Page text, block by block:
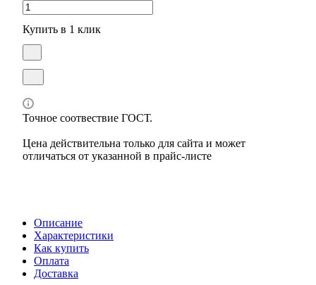
Купить в 1 клик
Точное соотвествие ГОСТ.
Цена действительна только для сайта и может
отличаться от указанной в прайс-листе
Описание
Характеристики
Как купить
Оплата
Доставка